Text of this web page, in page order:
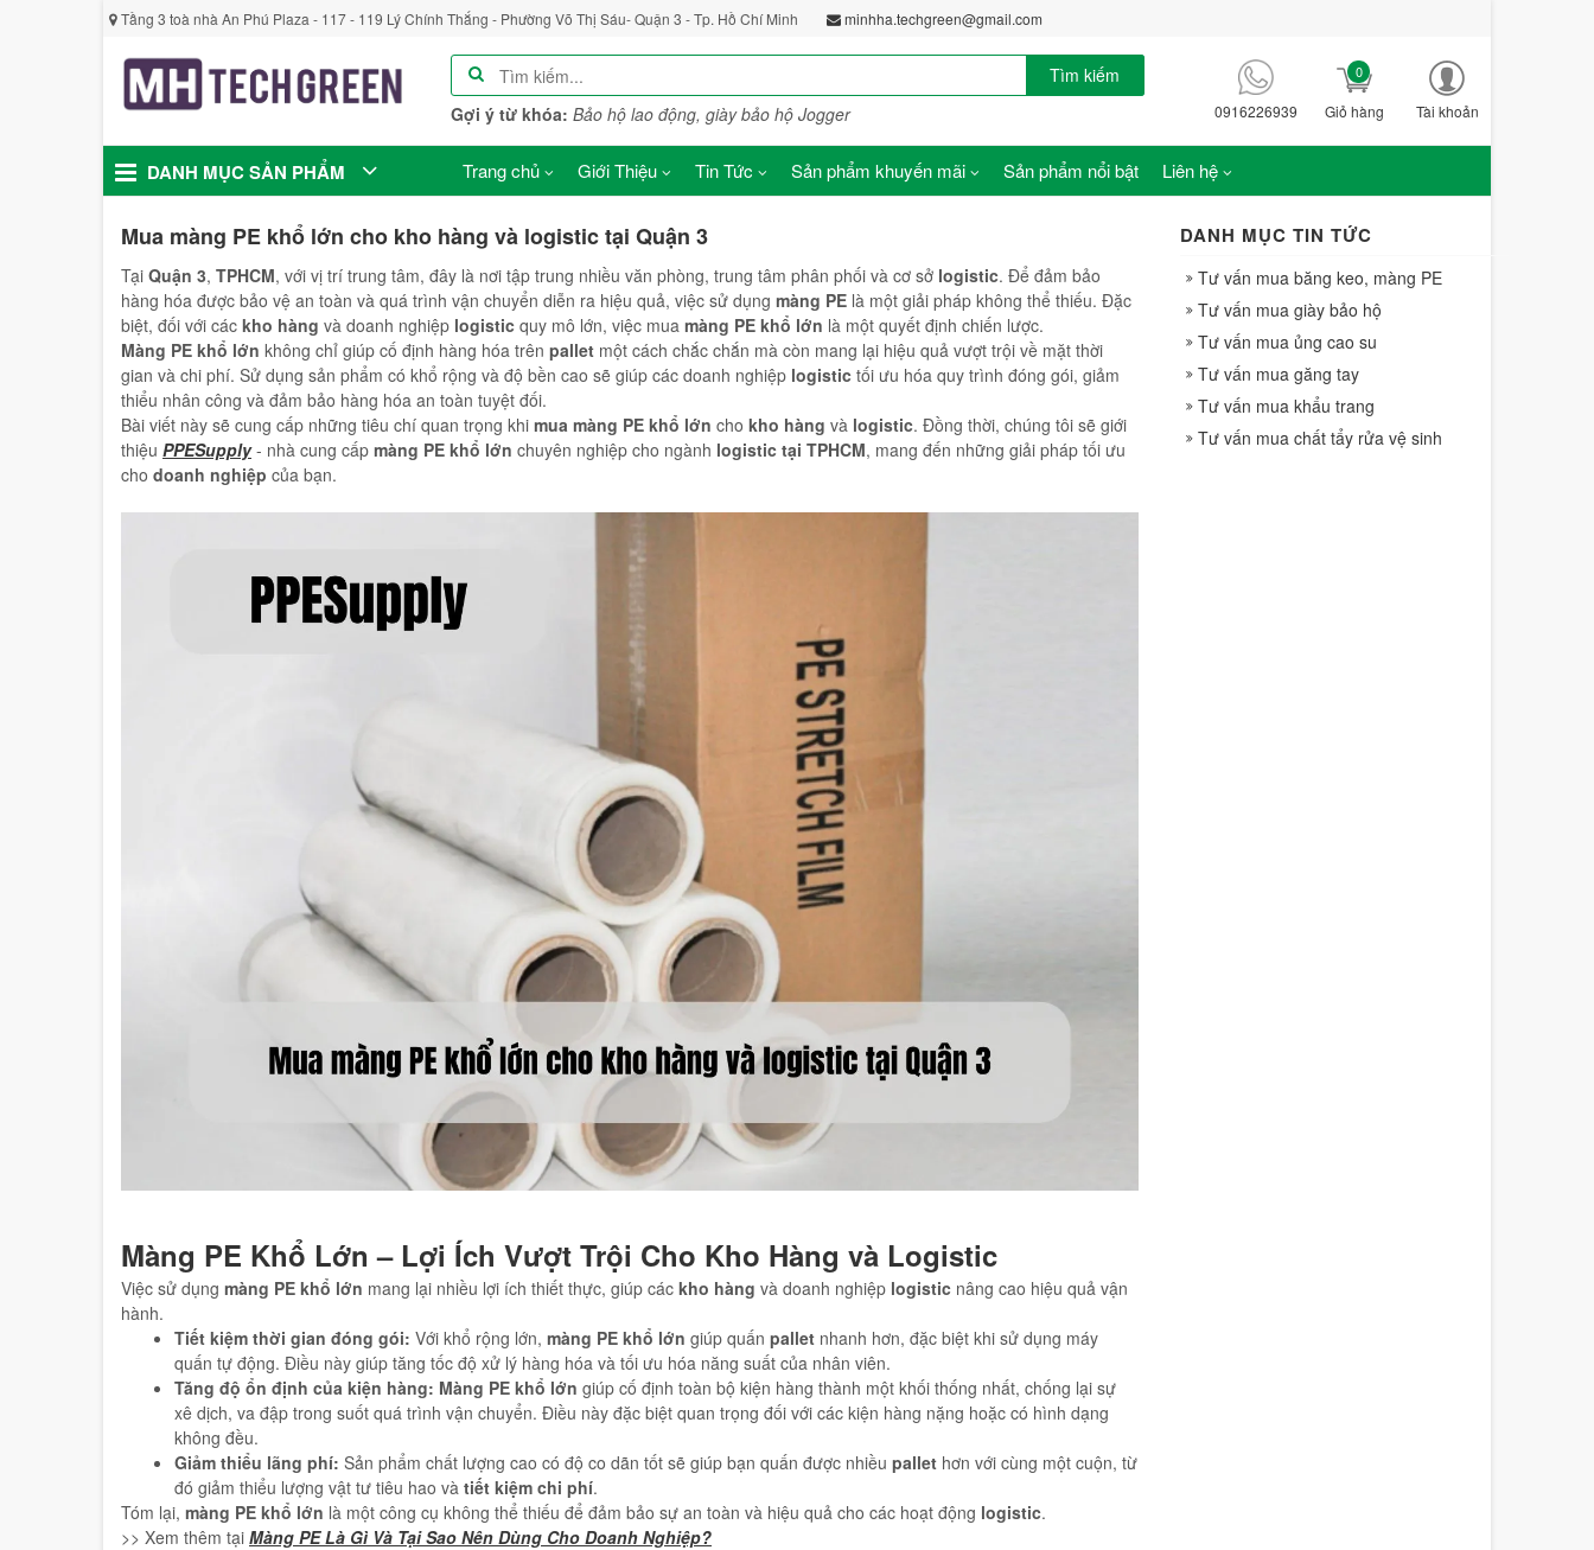
Tầng 3 toà nhà An Phú Plaza - 117 - 119 Lý Chính Thắng - Phường Võ Thị Sáu- Quận 3 - Tp. Hồ Chí Minh minhha.techgreen@gmail.com
Tìm kiếm
Gợi ý từ khóa: Bảo hộ lao động, giày bảo hộ Jogger 0916226939 Giỏ hàng
0
Tài khoản
DANH MỤC SẢN PHẨM Trang chủ Giới Thiệu Tin Tức Sản phẩm khuyến mãi Sản phẩm nổi bật Liên hệ
Mua màng PE khổ lớn cho kho hàng và logistic tại Quận 3
Tại Quận 3, TPHCM, với vị trí trung tâm, đây là nơi tập trung nhiều văn phòng, trung tâm phân phối và cơ sở logistic. Để đảm bảo
hàng hóa được bảo vệ an toàn và quá trình vận chuyển diễn ra hiệu quả, việc sử dụng màng PE là một giải pháp không thể thiếu. Đặc
biệt, đối với các kho hàng và doanh nghiệp logistic quy mô lớn, việc mua màng PE khổ lớn là một quyết định chiến lược.
Màng PE khổ lớn không chỉ giúp cố định hàng hóa trên pallet một cách chắc chắn mà còn mang lại hiệu quả vượt trội về mặt thời
gian và chi phí. Sử dụng sản phẩm có khổ rộng và độ bền cao sẽ giúp các doanh nghiệp logistic tối ưu hóa quy trình đóng gói, giảm
thiểu nhân công và đảm bảo hàng hóa an toàn tuyệt đối.
Bài viết này sẽ cung cấp những tiêu chí quan trọng khi mua màng PE khổ lớn cho kho hàng và logistic. Đồng thời, chúng tôi sẽ giới
thiệu PPESupply- nhà cung cấp màng PE khổ lớn chuyên nghiệp cho ngành logistic tại TPHCM, mang đến những giải pháp tối ưu
cho doanh nghiệp của bạn.
Màng PE Khổ Lớn – Lợi Ích Vượt Trội Cho Kho Hàng và Logistic
Việc sử dụng màng PE khổ lớn mang lại nhiều lợi ích thiết thực, giúp các kho hàng và doanh nghiệp logistic nâng cao hiệu quả vận
hành.
Tiết kiệm thời gian đóng gói: Với khổ rộng lớn, màng PE khổ lớn giúp quấn pallet nhanh hơn, đặc biệt khi sử dụng máy
quấn tự động. Điều này giúp tăng tốc độ xử lý hàng hóa và tối ưu hóa năng suất của nhân viên.
Tăng độ ổn định của kiện hàng: Màng PE khổ lớn giúp cố định toàn bộ kiện hàng thành một khối thống nhất, chống lại sự
xê dịch, va đập trong suốt quá trình vận chuyển. Điều này đặc biệt quan trọng đối với các kiện hàng nặng hoặc có hình dạng
không đều.
Giảm thiểu lãng phí: Sản phẩm chất lượng cao có độ co dãn tốt sẽ giúp bạn quấn được nhiều pallet hơn với cùng một cuộn, từ
đó giảm thiểu lượng vật tư tiêu hao và tiết kiệm chi phí.
Tóm lại, màng PE khổ lớn là một công cụ không thể thiếu để đảm bảo sự an toàn và hiệu quả cho các hoạt động logistic.
>> Xem thêm tại Màng PE Là Gì Và Tại Sao Nên Dùng Cho Doanh Nghiệp?
DANH MỤC TIN TỨC
Tư vấn mua băng keo, màng PE
Tư vấn mua giày bảo hộ
Tư vấn mua ủng cao su
Tư vấn mua găng tay
Tư vấn mua khẩu trang
Tư vấn mua chất tẩy rửa vệ sinh